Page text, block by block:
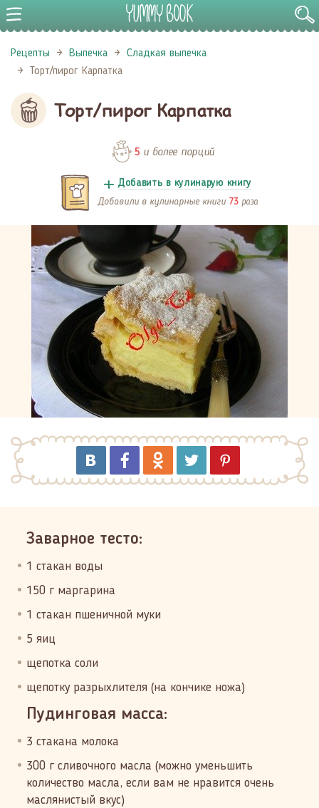
Рецепты Выпечка
Сладкая выпечка
Торт/пирог Карпатка
Торт/пирог Карпатка
5 и более порций
Добавить в кулинарую книгу
Добавили в кулинарные книги 73 раза
Заварное тесто:
1 стакан воды
150 г маргарина
1 стакан пшеничной муки
5 яиц
щепотка соли
щепотку разрыхлителя (на кончике ножа)
Пудинговая масса:
3 стакана молока
300 г сливочного масла (можно уменьшить
количество масла, если вам не нравится очень
маслянистый вкус)